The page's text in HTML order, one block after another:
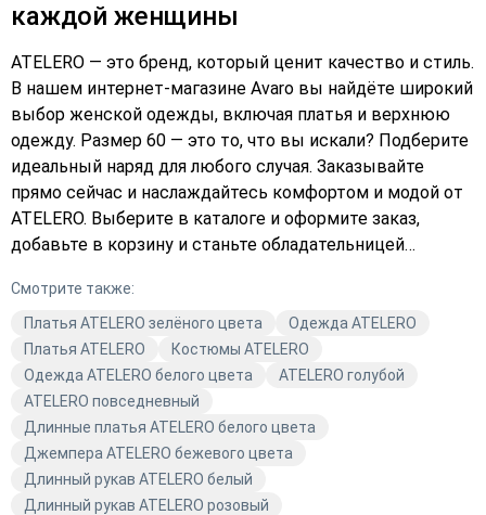
каждой женщины
ATELERO — это бренд, который ценит качество и стиль.
В нашем интернет-магазине Avaro вы найдёте широкий
выбор женской одежды, включая платья и верхнюю
одежду. Размер 60 — это то, что вы искали? Подберите
идеальный наряд для любого случая. Заказывайте
прямо сейчас и наслаждайтесь комфортом и модой от
ATELERO. Выберите в каталоге и оформите заказ,
добавьте в корзину и станьте обладательницей
это не только стиль, но и высокое качество. Наши
изделия созданы с учётом последних тенденций, чтобы
вы всегда выглядели на высоте. Подберите платье,
которое подчеркнёт вашу индивидуальность, и станьте
звездой любого мероприятия. Не упустите
возможность обновить свой гардероб с Avaro!
Смотрите также:
Платья ATELERO зелёного цвета
Одежда ATELERO
Платья ATELERO
Костюмы ATELERO
Одежда ATELERO белого цвета
ATELERO голубой
ATELERO повседневный
Длинные платья ATELERO белого цвета
Джемпера ATELERO бежевого цвета
Длинный рукав ATELERO белый
Длинный рукав ATELERO розовый